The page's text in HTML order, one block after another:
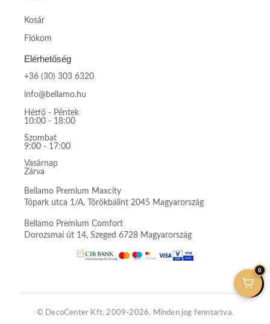
Kosár
Fiókom
Elérhetőség
+36 (30) 303 6320
info@bellamo.hu
Hétfő - Péntek
10:00 - 18:00
Szombat
9:00 - 17:00
Vasárnap
Zárva
Bellamo Premium Maxcity
Tópark utca 1/A, Törökbálint 2045 Magyarország
Bellamo Premium Comfort
Dorozsmai út 14, Szeged 6728 Magyarország
© DecoCenter Kft. 2009-2026. Minden jog fenntartva.
0